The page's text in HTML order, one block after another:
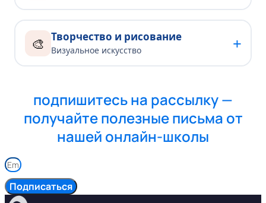
🎨 Творчество и рисование
Визуальное искусство +
подпишитесь на рассылку —
получайте полезные письма от
нашей онлайн-школы
Подписаться